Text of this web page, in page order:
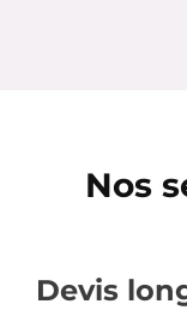
Nos
Devis